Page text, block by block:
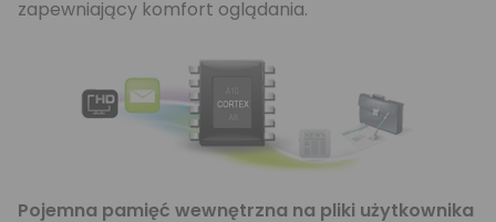
zapewniający komfort oglądania.
Pojemna pamięć wewnętrzna na pliki użytkownika